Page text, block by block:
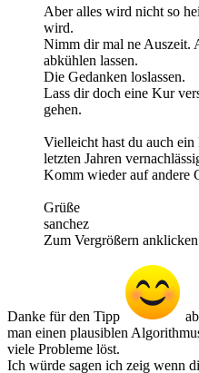
Aber alles wird nicht so
wird.
Nimm dir mal ne Auszeit.
abkühlen lassen.
Die Gedanken loslassen.
Lass dir doch eine Kur
gehen.
Vielleicht hast du auch ein
letzten Jahren
Komm wieder auf andere
Grüße
sanchez
Zum Vergrößern
Danke für den Tipp
man einen plausiblen
viele Probleme löst.
Ich würde sagen ich zeig wenn